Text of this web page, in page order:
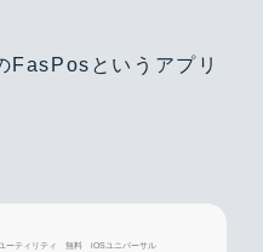
FasPosというアプリ
ーティリティ 無料 iOSユニバーサル